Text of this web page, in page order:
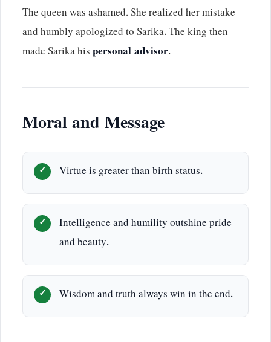
The queen was ashamed. She realized her mistake
and humbly apologized to Sarika. The king then
made Sarika hispersonal advisor.
Moral and Message
Virtue is greater than birth status.
Intelligence and humility outshine pride
and beauty.
Wisdom and truth always win in the end.